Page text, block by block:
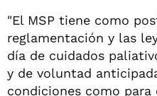
"El MSP tiene como
reglamentación y las
día de cuidados
y de voluntad
condiciones como